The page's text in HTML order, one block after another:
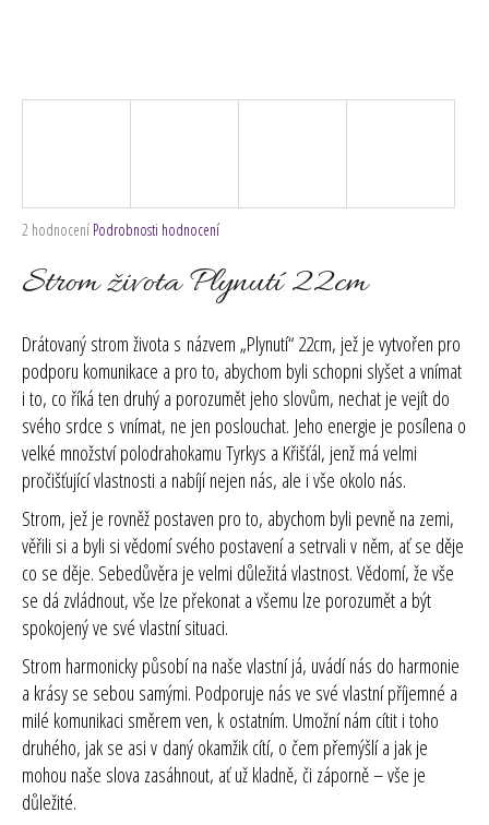
Průměrné
produktu
je
5
hvězdiček.
2 hodnocení Podrobnosti hodnocení
Strom života Plynutí 22cm
Drátovaný strom života s názvem „Plynutí“ 22cm, jež je vytvořen pro
podporu komunikace a pro to, abychom byli schopni slyšet a vnímat
i to, co říká ten druhý a porozumět jeho slovům, nechat je vejít do
svého srdce s vnímat, ne jen poslouchat. Jeho energie je posílena o
velké množství polodrahokamu Tyrkys a Křišťál, jenž má velmi
pročišťující vlastnosti a nabíjí nejen nás, ale i vše okolo nás.
Strom, jež je rovněž postaven pro to, abychom byli pevně na zemi,
věřili si a byli si vědomí svého postavení a setrvali v něm, ať se děje
co se děje. Sebedůvěra je velmi důležitá vlastnost. Vědomí, že vše
se dá zvládnout, vše lze překonat a všemu lze porozumět a být
spokojený ve své vlastní situaci.
Strom harmonicky působí na naše vlastní já, uvádí nás do harmonie
a krásy se sebou samými. Podporuje nás ve své vlastní příjemné a
milé komunikaci směrem ven, k ostatním. Umožní nám cítit i toho
druhého, jak se asi v daný okamžik cítí, o čem přemýšlí a jak je
mohou naše slova zasáhnout, ať už kladně, či záporně – vše je
důležité.
m